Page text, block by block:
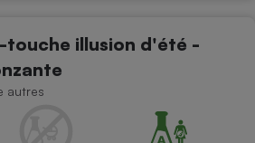
touche illusion d'été -
autres